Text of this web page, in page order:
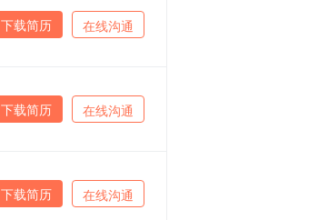
在线沟通
下载简历
在线沟通
下载简历
在线沟通
下载简历